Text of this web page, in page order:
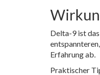
Delta-9 ist
Erfahrung ab.
Praktischer